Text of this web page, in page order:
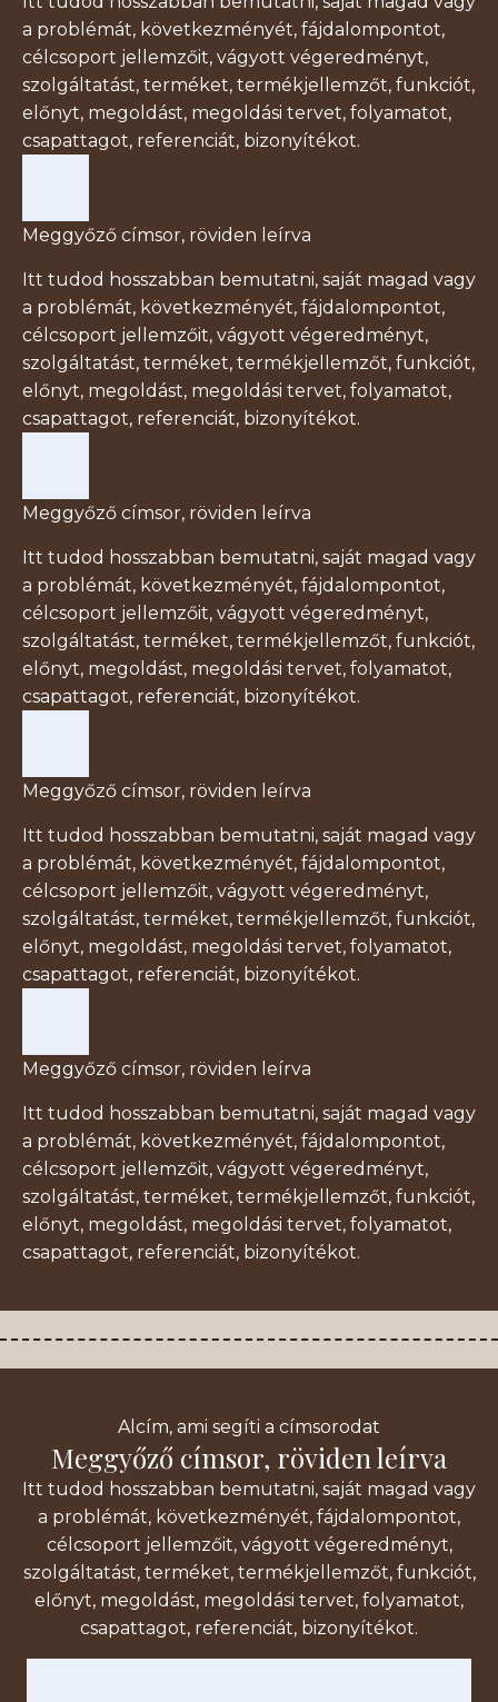
a problémát, következményét, fájdalompontot,
célcsoport jellemzőit, vágyott végeredményt,
szolgáltatást, terméket, termékjellemzőt, funkciót,
előnyt, megoldást, megoldási tervet, folyamatot,
csapattagot, referenciát, bizonyítékot.
Meggyőző címsor, röviden leírva
Itt tudod hosszabban bemutatni, saját magad vagy
a problémát, következményét, fájdalompontot,
célcsoport jellemzőit, vágyott végeredményt,
szolgáltatást, terméket, termékjellemzőt, funkciót,
előnyt, megoldást, megoldási tervet, folyamatot,
csapattagot, referenciát, bizonyítékot.
Meggyőző címsor, röviden leírva
Itt tudod hosszabban bemutatni, saját magad vagy
a problémát, következményét, fájdalompontot,
célcsoport jellemzőit, vágyott végeredményt,
szolgáltatást, terméket, termékjellemzőt, funkciót,
előnyt, megoldást, megoldási tervet, folyamatot,
csapattagot, referenciát, bizonyítékot.
Meggyőző címsor, röviden leírva
Itt tudod hosszabban bemutatni, saját magad vagy
a problémát, következményét, fájdalompontot,
célcsoport jellemzőit, vágyott végeredményt,
szolgáltatást, terméket, termékjellemzőt, funkciót,
előnyt, megoldást, megoldási tervet, folyamatot,
csapattagot, referenciát, bizonyítékot.
Meggyőző címsor, röviden leírva
Itt tudod hosszabban bemutatni, saját magad vagy
a problémát, következményét, fájdalompontot,
célcsoport jellemzőit, vágyott végeredményt,
szolgáltatást, terméket, termékjellemzőt, funkciót,
előnyt, megoldást, megoldási tervet, folyamatot,
csapattagot, referenciát, bizonyítékot.
Alcím, ami segíti a címsorodat
Meggyőző címsor, röviden leírva
Itt tudod hosszabban bemutatni, saját magad vagy
a problémát, következményét, fájdalompontot,
célcsoport jellemzőit, vágyott végeredményt,
szolgáltatást, terméket, termékjellemzőt, funkciót,
előnyt, megoldást, megoldási tervet, folyamatot,
csapattagot, referenciát, bizonyítékot.